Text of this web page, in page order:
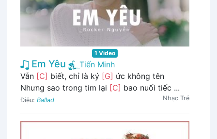
1 Video
Em Yêu
Tiến Minh
Vẫn [C] biết, chỉ là ký [G] ức không tên
Nhưng sao trong tim lại [C] bao nuối tiếc ...
Điệu: Ballad Nhạc Trẻ